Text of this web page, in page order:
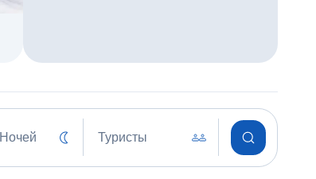
Ночей Туристы